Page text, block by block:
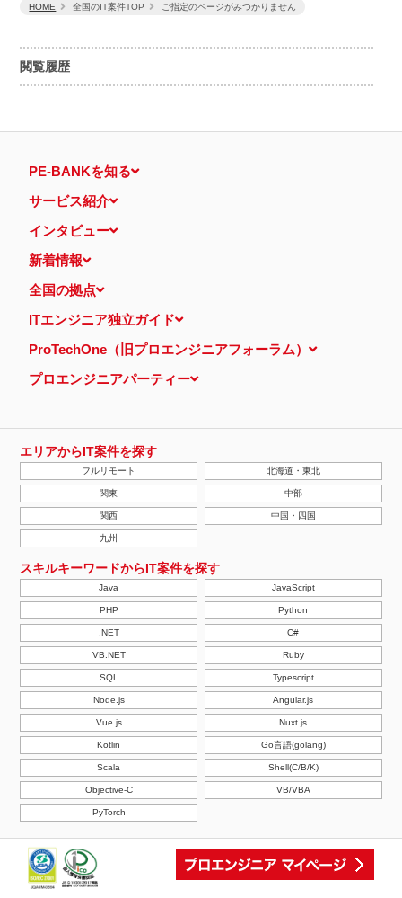
閲覧履歴
HOME 全国のIT案件TOP ご指定のページがみつかりません
PE-BANKを知る
サービス紹介
インタビュー
新着情報
全国の拠点
ITエンジニア独立ガイド
ProTechOne（旧プロエンジニアフォーラム）
プロエンジニアパーティー
エリアからIT案件を探す
フルリモート 北海道・東北
関東 中部
関西 中国・四国
九州
スキルキーワードからIT案件を探す
Java JavaScript
PHP Python
.NET C#
VB.NET Ruby
SQL Typescript
Node.js Angular.js
Vue.js Nuxt.js
Kotlin Go言語(golang)
Scala Shell(C/B/K)
Objective-C VB/VBA
PyTorch